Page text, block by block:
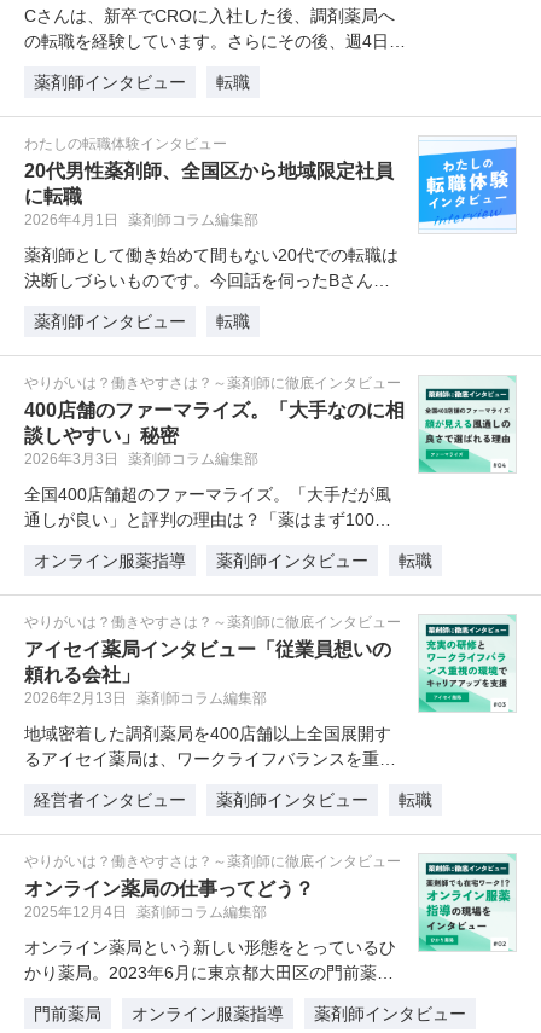
Cさんは、新卒でCROに入社した後、調剤薬局へ
の転職を経験しています。さらにその後、週4日勤
薬剤師インタビュー
転職
わたしの転職体験インタビュー
20代男性薬剤師、全国区から地域限定社員
に転職
2026年4月1日 薬剤師コラム編集部
薬剤師として働き始めて間もない20代での転職は
決断しづらいものです。今回話を伺ったBさん
薬剤師インタビュー
転職
やりがいは？働きやすさは？～薬剤師に徹底インタビュー
400店舗のファーマライズ。「大手なのに相
談しやすい」秘密
2026年3月3日 薬剤師コラム編集部
全国400店舗超のファーマライズ。「大手だが風
通しが良い」と評判の理由は？「薬はまず100品
オンライン服薬指導
薬剤師インタビュー 転職
やりがいは？働きやすさは？～薬剤師に徹底インタビュー
アイセイ薬局インタビュー「従業員想いの
頼れる会社」
2026年2月13日 薬剤師コラム編集部
地域密着した調剤薬局を400店舗以上全国展開す
るアイセイ薬局は、ワークライフバランスを重視
経営者インタビュー
薬剤師インタビュー 転職
やりがいは？働きやすさは？～薬剤師に徹底インタビュー
オンライン薬局の仕事ってどう？
2025年12月4日 薬剤師コラム編集部
オンライン薬局という新しい形態をとっているひ
かり薬局。2023年6月に東京都大田区の門前薬局
門前薬局
オンライン服薬指導 薬剤師インタビュー